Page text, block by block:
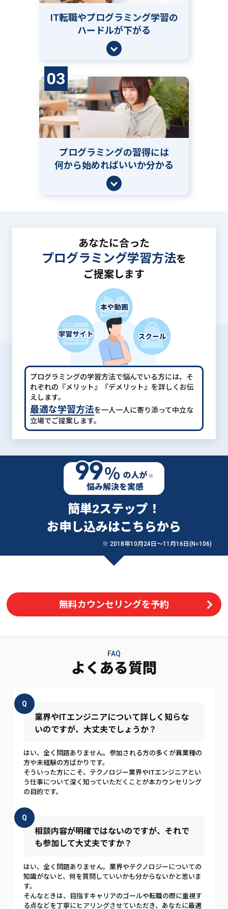
IT転職やプログラミング学習の
ハードルが下がる
03
プログラミングの習得には
何から始めればいいか分かる
あなたに合った
プログラミング学習方法を
ご提案します
プログラミングの学習方法で悩んでいる方には、 そ
れぞれの『メリット』『デメリット』を詳しくお伝
えします。
最適な学習方法を一人一人に寄り添って中立な
立場でご提案します。
簡単2ステップ！
お申し込みはこちらから
※ 2018年10月24日〜11月16日(N=106)
無料カウンセリングを予約
FAQ
よくある質問
Q
業界やITエンジニアについて詳しく知らな
いのですが、大丈夫でしょうか？
はい、全く問題ありません。参加される方の多くが異業種の
方や未経験の方ばかりです。
そういった方にこそ、テクノロジー業界やITエンジニアとい
う仕事について深く知っていただくことが本カウンセリング
の目的です。
Q
相談内容が明確ではないのですが、それで
も参加して大丈夫ですか？
はい、全く問題ありません。業界やテクノロジーについての
知識がないと、何を質問していいかも分からないかと思いま
す。
そんなときは、目指すキャリアのゴールや転職の際に重視す
る点などを丁寧にヒアリングさせていただき、あなたに最適